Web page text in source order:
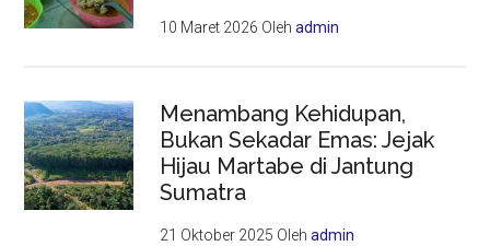
10 Maret 2026 Olehadmin
Menambang Kehidupan,
Bukan Sekadar Emas: Jejak
Hijau Martabe di Jantung
Sumatra
21 Oktober 2025 Olehadmin